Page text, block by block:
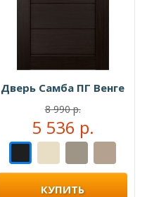
Дверь Самба ПГ Венге
8 990 р.
5 536 р.
КУПИТЬ